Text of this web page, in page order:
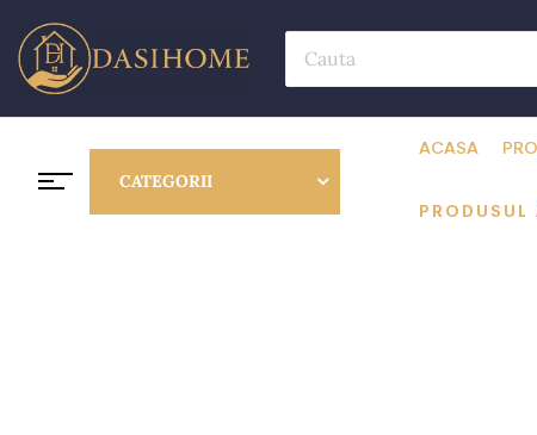
CATEGORII
ACASA
PRODUSUL